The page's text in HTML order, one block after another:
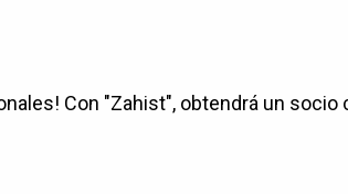
Con "Zahist", obtendrá un